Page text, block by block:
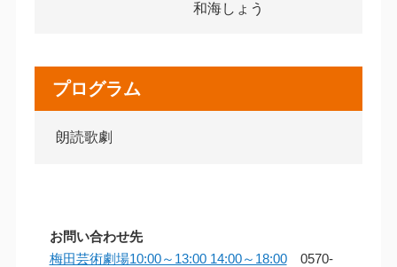
和海しょう
プログラム
朗読歌劇
お問い合わせ先
梅田芸術劇場10:00～13:00 14:00～18:000570-